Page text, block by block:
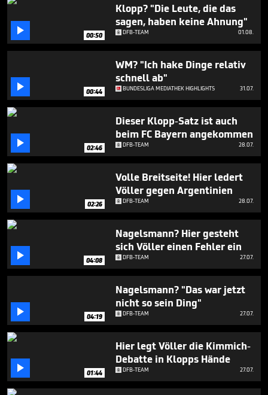
2
seconds
 00:50
Klopp? "Die Leute, die das
sagen, haben keine Ahnung"
DFB-TEAM 01.08.
 00:44
WM? "Ich hake Dinge relativ
schnell ab"
BUNDESLIGA MEDIATHEK HIGHLIGHTS 31.07.
 02:46
Dieser Klopp-Satz ist auch
beim FC Bayern angekommen
DFB-TEAM 28.07.
 02:26
Volle Breitseite! Hier ledert
Völler gegen Argentinien
DFB-TEAM 28.07.
 04:08
Nagelsmann? Hier gesteht
sich Völler einen Fehler ein
DFB-TEAM 27.07.
 04:19
Nagelsmann? "Das war jetzt
nicht so sein Ding"
DFB-TEAM 27.07.
 01:44
Hier legt Völler die Kimmich-
Debatte in Klopps Hände
DFB-TEAM 27.07.